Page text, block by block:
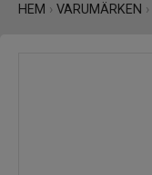
HEM › VARUMÄRKEN ›